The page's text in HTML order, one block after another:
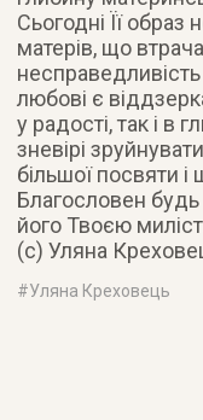
Сьогодні Її
матерів, що
несправедливість
любові є
у радості, так і в
зневірі
більшої посвяти і
Благословен
його Твоєю
(с) Уляна
#Уляна Креховець